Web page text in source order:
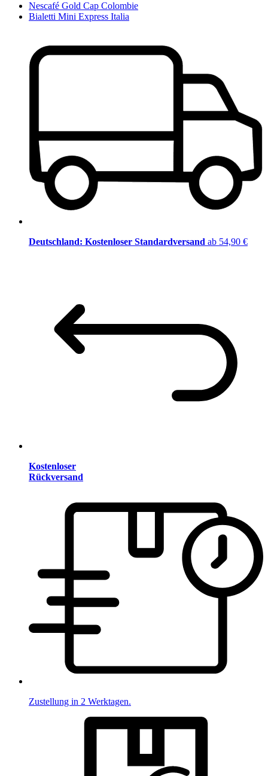
Nescafé Gold Cap Colombie
Bialetti Mini Express Italia
Deutschland: Kostenloser Standardversand ab 54,90 €
Kostenloser
Rückversand
Zustellung in 2 Werktagen.